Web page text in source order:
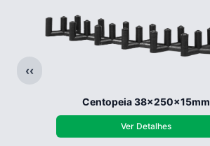
‹‹
Centopeia 38x250x15mm
Ver Detalhes